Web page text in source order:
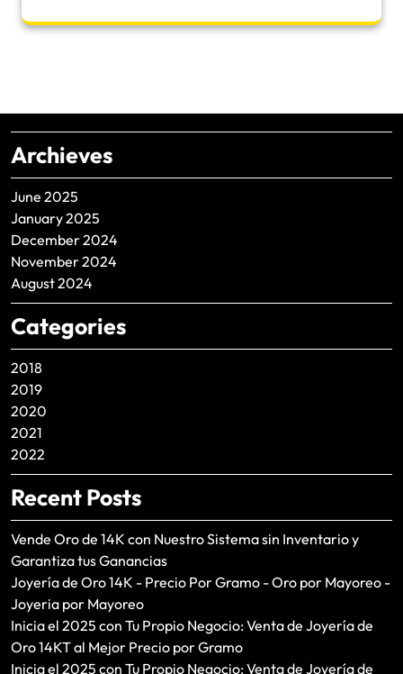
Archieves
June 2025
January 2025
December 2024
November 2024
August 2024
Categories
2018
2019
2020
2021
2022
Recent Posts
Vende Oro de 14K con Nuestro Sistema sin Inventario y
Garantiza tus Ganancias
Joyería de Oro 14K - Precio Por Gramo - Oro por Mayoreo -
Joyeria por Mayoreo
Inicia el 2025 con Tu Propio Negocio: Venta de Joyería de
Oro 14KT al Mejor Precio por Gramo
Inicia el 2025 con Tu Propio Negocio: Venta de Joyería de